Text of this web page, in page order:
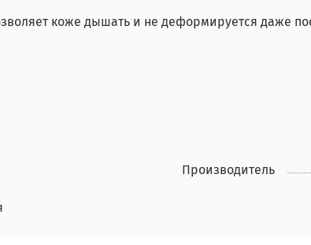
коже дышать и не деформируется даже
Производитель